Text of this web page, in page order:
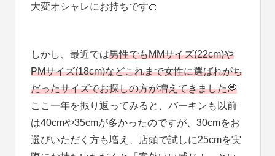
大変オシャレにお持ちです🍊
しかし、最近では男性でもMMサイズ(22cm)や
PMサイズ(18cm)などこれまで女性に選ばれがち
だったサイズでお探しの方が増えてきました💭
ここ一年を振り返ってみると、バーキンも以前
は40cmや35cmが多かったのですが、30cmをお
選びいただく方も増え、店頭で試しに25cmを実